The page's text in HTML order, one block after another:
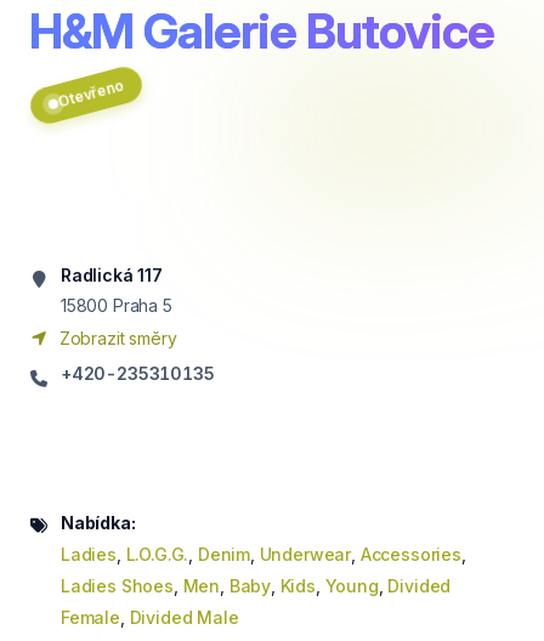
H&M Galerie Butovice
Otevřeno
Radlická 117
15800 Praha 5
Zobrazit směry
+420-235310135
Nabídka:
Ladies L.O.G.G. Denim Underwear, Accessories
Ladies Shoes Men Baby Kids Young Divided
Female Divided Male